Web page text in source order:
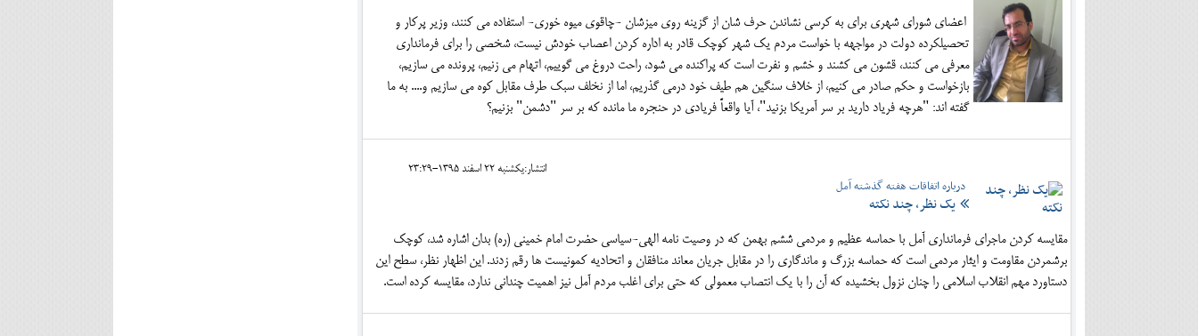
اعضای شورای شهری برای به کرسی نشاندن حرف شان از گزینه روی میزشان -چاقوی میوه خوری- استفاده می کنند، وزیر پرکار و
تحصیلکرده دولت در مواجهه با خواست مردم یک شهر کوچک قادر به اداره کردن اعصاب خودش نیست، شخصی را برای فرمانداری
معرفی می کنند، قشون می کشند و خشم و نفرت است که پراکنده می شود، راحت دروغ می گوییم، اتهام می زنیم، پرونده می سازیم،
بازخواست و حکم صادر می کنیم، از خلاف سنگین هم طیف خود درمی گذریم، اما از نخلف سبک طرف مقابل کوه می سازیم و.... به ما
گفته اند: "هرچه فریاد دارید بر سر آمریکا بزنید"، آیا واقعاً فریادی در حنجره ما مانده که بر سر "دشمن" بزنیم؟
انتشار:يکشنبه 22 اسفند 1395-23:29
درباره اتفاقات هفته گذشته آمل
یک نظر، چند نکته
مقایسه کردن ماجرای فرمانداری آمل با حماسه عظیم و مردمی ششم بهمن که در وصیت نامه الهی-سیاسی حضرت امام خمینی (ره) بدان اشاره شد، کوچک
برشمردن مقاومت و ایثار مردمی است که حماسه بزرگ و ماندگاری را در مقابل جریان معاند منافقان و اتحادیه کمونیست ها رقم زدند. این اظهار نظر، سطح این
دستاورد مهم انقلاب اسلامی را چنان نزول بخشیده که آن را با یک انتصاب معمولی که حتی برای اغلب مردم آمل نیز اهمیت چندانی ندارد، مقایسه کرده است.